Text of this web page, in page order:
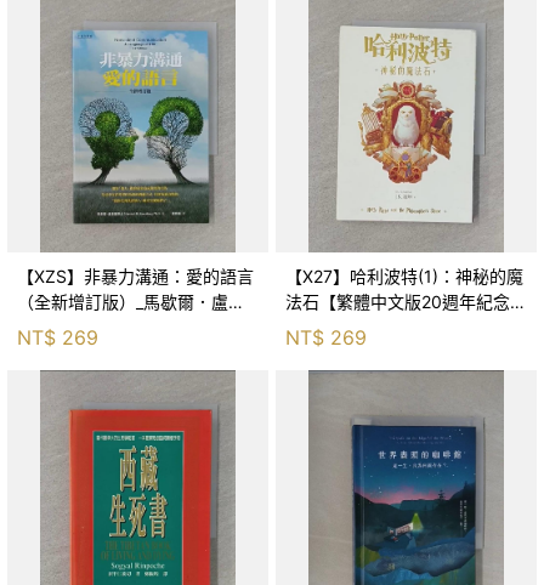
【XZS】非暴力溝通：愛的語言
（全新增訂版）_馬歇爾．盧森
堡, 蕭寶森
NT$ 269
【X27】哈利波特(1)：神秘的魔
法石【繁體中文版20週年紀念】
NT$ 269